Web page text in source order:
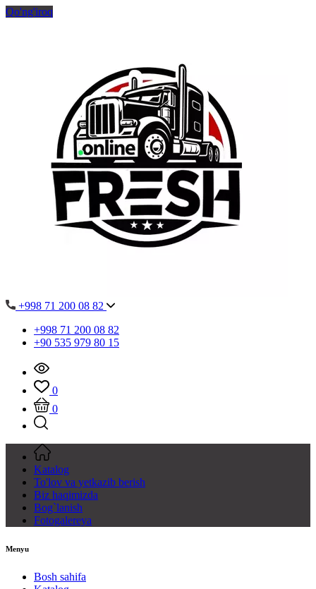
Qo'ng'iroq
+998 71 200 08 82
+998 71 200 08 82
+90 535 979 80 15
0
0
Katalog
To'lov va yetkazib berish
Biz haqimizda
Bog`lanish
Fotogalereya
Menyu
Bosh sahifa